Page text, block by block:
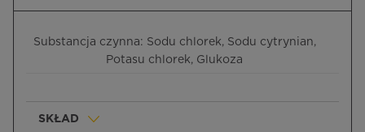
Substancja czynna: Sodu chlorek, Sodu cytrynian,
Potasu chlorek, Glukoza
SKŁAD